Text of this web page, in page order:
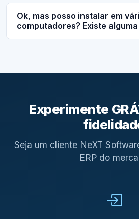
Ok, mas posso instalar em
computadores? Existe
Experimente
Seja um cliente NeXT
ERP do